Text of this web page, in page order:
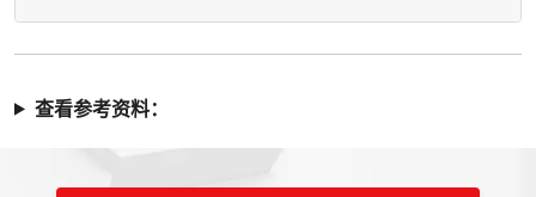
查看参考资料：